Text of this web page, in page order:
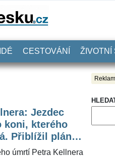
CESTOVÁNÍ ŽIVOTNÍ
Jezdec
koni, kterého
Přiblížil plán,
korun
úmrtí Petra Kellnera